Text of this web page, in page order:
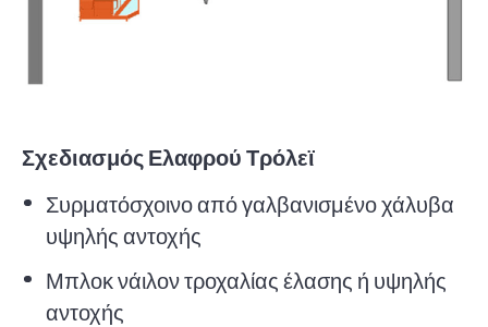
Σχεδιασμός Ελαφρού Τρόλεϊ
Συρματόσχοινο από γαλβανισμένο χάλυβα
υψηλής αντοχής
Μπλοκ νάιλον τροχαλίας έλασης ή υψηλής
αντοχής